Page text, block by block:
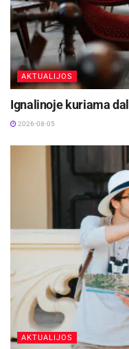
viešosios tvarkos ir
organizuojamų
Šaltinis: Visagino
AKTUALIJOS
Ignalinoje kuriama
2026-08-05
AKTUALIJOS